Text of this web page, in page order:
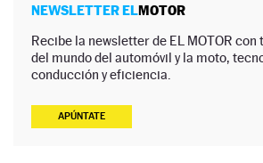
NEWSLETTER ELMOTOR
Recibe la newsletter de EL MOTOR
del mundo del automóvil y la moto,
conducción y eficiencia.
APÚNTATE